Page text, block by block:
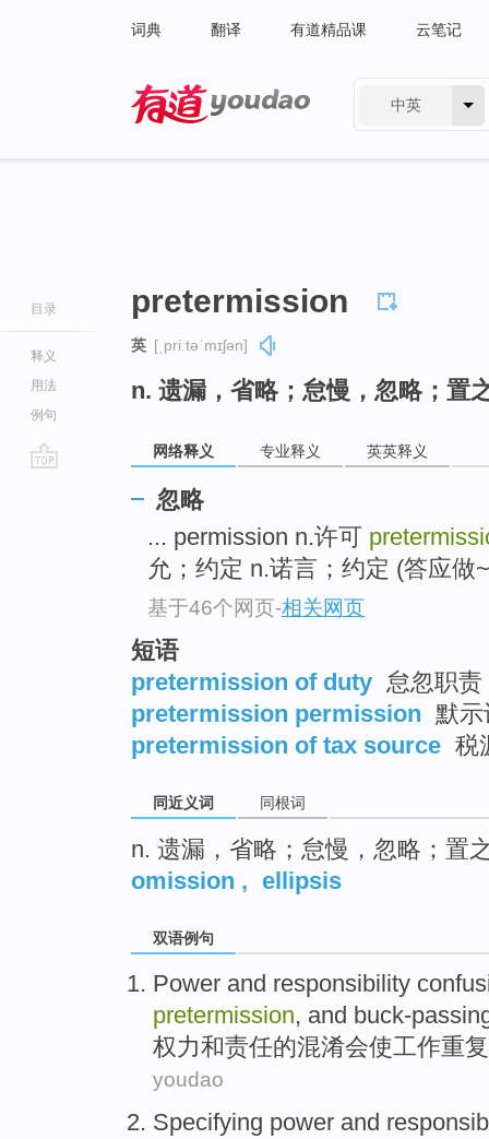
词典 翻译 有道精品课 云笔记
中英
目录
释义
用法
例句
pretermission
英 [ˌpriːtəˈmɪʃən]
n. 遗漏，省略；怠慢，忽略；置
网络释义 专业释义 英英释义
忽略
... permission n.许可
允；约定 n.诺言；约定 (答应做
基于46个网页-相关网页
短语
pretermission of duty 怠忽职责
pretermission permission 默
pretermission of tax source 税
同近义词 同根词
n. 遗漏，省略；怠慢，忽略；置
omission , ellipsis
双语例句
Power and responsibility
pretermission, and buck-
权力和责任的混淆会使工作重复
youdao
Specifying power and